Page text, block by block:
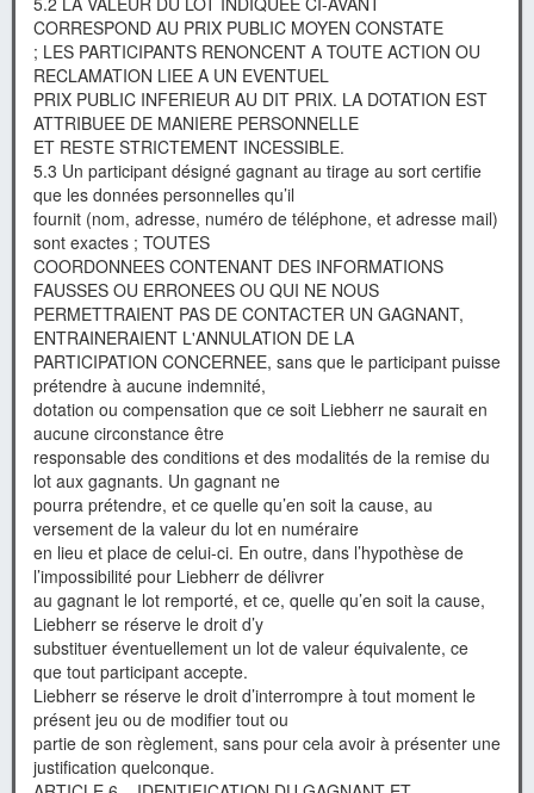
CORRESPOND AU PRIX PUBLIC MOYEN CONSTATE
; LES PARTICIPANTS RENONCENT A TOUTE ACTION OU
RECLAMATION LIEE A UN EVENTUEL
PRIX PUBLIC INFERIEUR AU DIT PRIX. LA DOTATION EST
ATTRIBUEE DE MANIERE PERSONNELLE
ET RESTE STRICTEMENT INCESSIBLE.
5.3 Un participant désigné gagnant au tirage au sort certifie
que les données personnelles qu’il
fournit (nom, adresse, numéro de téléphone, et adresse mail)
sont exactes ; TOUTES
COORDONNEES CONTENANT DES INFORMATIONS
FAUSSES OU ERRONEES OU QUI NE NOUS
PERMETTRAIENT PAS DE CONTACTER UN GAGNANT,
ENTRAINERAIENT L'ANNULATION DE LA
PARTICIPATION CONCERNEE, sans que le participant puisse
prétendre à aucune indemnité,
dotation ou compensation que ce soit Liebherr ne saurait en
aucune circonstance être
responsable des conditions et des modalités de la remise du
lot aux gagnants. Un gagnant ne
pourra prétendre, et ce quelle qu’en soit la cause, au
versement de la valeur du lot en numéraire
en lieu et place de celui-ci. En outre, dans l’hypothèse de
l’impossibilité pour Liebherr de délivrer
au gagnant le lot remporté, et ce, quelle qu’en soit la cause,
Liebherr se réserve le droit d’y
substituer éventuellement un lot de valeur équivalente, ce
que tout participant accepte.
Liebherr se réserve le droit d’interrompre à tout moment le
présent jeu ou de modifier tout ou
partie de son règlement, sans pour cela avoir à présenter une
justification quelconque.